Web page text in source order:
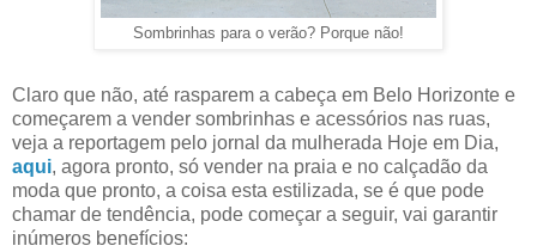
Sombrinhas para o verão? Porque não!
Claro que não, até rasparem a cabeça em Belo Horizonte e
começarem a vender sombrinhas e acessórios nas ruas,
veja a reportagem pelo jornal da mulherada Hoje em Dia,
aqui, agora pronto, só vender na praia e no calçadão da
moda que pronto, a coisa esta estilizada, se é que pode
chamar de tendência, pode começar a seguir, vai garantir
inúmeros benefícios: